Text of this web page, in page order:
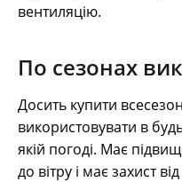
вентиляцію.
По сезонах
Досить купити
використовувати в
якій погоді. Має
до вітру і має захист від